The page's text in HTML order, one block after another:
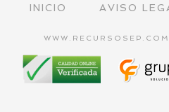
INICIO AVISO